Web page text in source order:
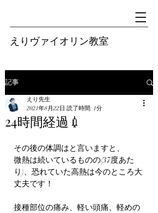
えりヴァイオリン教室
記事
24時間経過💉
えり先生
2021年8月22日 読了時間: 1分
その後の体調はと言いますと、
微熱は続いているものの(37度あた
り)、恐れていた高熱は今のところ大
丈夫です！
接種部位の痛み、軽い頭痛、軽めの